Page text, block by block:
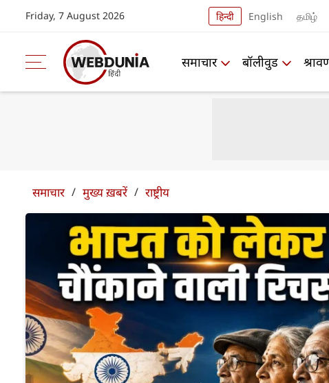
Friday, 7 August 2026 हिन्दी English தமிழ்
समाचार बॉलीवुड
समाचार / मुख्य ख़बरें / राष्ट्रीय